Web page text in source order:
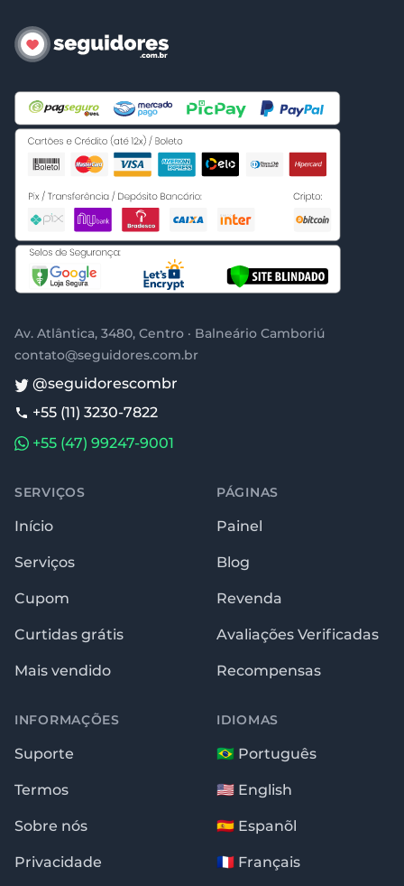
Av. Atlântica, 3480, Centro · Balneário Camboriú
contato@seguidores.com.br
@seguidorescombr
+55 (11) 3230-7822
+55 (47) 99247-9001
SERVIÇOS
Início
Serviços
Cupom
Curtidas grátis
Mais vendido
PÁGINAS
Painel
Blog
Revenda
Avaliações Verificadas
Recompensas
INFORMAÇÕES
Suporte
Termos
Sobre nós
Privacidade
IDIOMAS
🇧🇷 Português
🇺🇸 English
🇪🇸 Espanõl
🇫🇷 Français